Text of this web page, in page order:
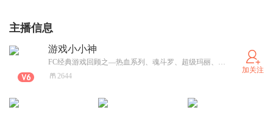
主播信息
游戏小小神
FC经典游戏回顾之—热血系列、魂斗罗、超级玛丽、冒险岛、双截龙、吞食天地、封神榜！重装机兵、霸王的大陆、松鼠大战、街头霸王、三目童子、等等等等游戏都是小编最爱的游戏，不知道大家最爱的游戏是哪些？
2644
加关注